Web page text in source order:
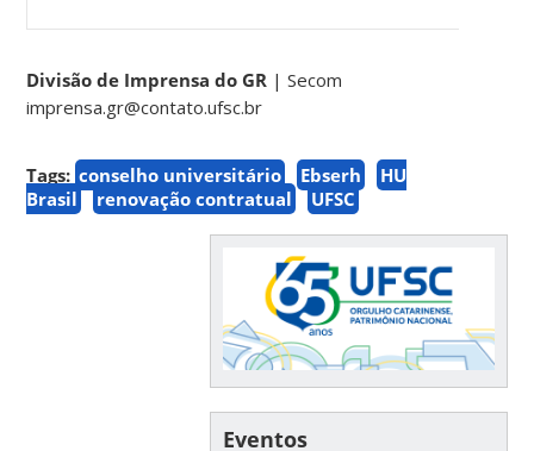
Divisão de Imprensa do GR | Secom
imprensa.gr@contato.ufsc.br
Tags: conselho universitário Ebserh
HU
Brasil
renovação contratual UFSC
Eventos